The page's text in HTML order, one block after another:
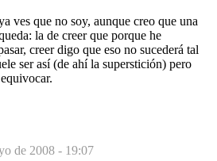
ves que no soy, aunque creo que una
la de creer que porque he
creer digo que eso no sucederá tal
ser así (de ahí la superstición) pero
de 2008 - 19:07